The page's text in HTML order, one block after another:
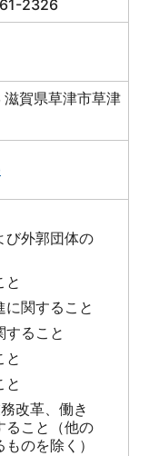
2326
賀県草津市草津
び外郭団体の
と
関すること
すること
と
と
改革、働き
ること（他の
のを除く）